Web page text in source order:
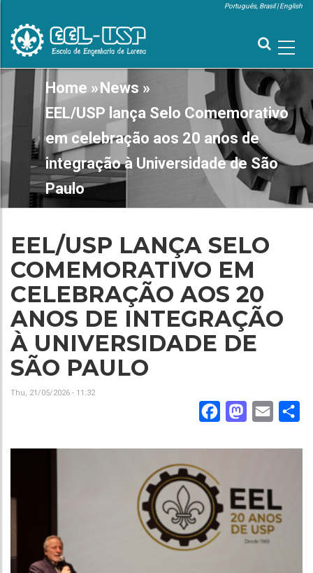
main
Português, Brasil English
BREADCRUMB
Home » News »
EEL/USP lança Selo Comemorativo
em celebração aos 20 anos de
integração à Universidade de São
Paulo
EEL/USP LANÇA SELO
COMEMORATIVO EM
CELEBRAÇÃO AOS 20
ANOS DE INTEGRAÇÃO
À UNIVERSIDADE DE
SÃO PAULO
Thu, 21/05/2026 - 11:32
FacebookMastodon
Email